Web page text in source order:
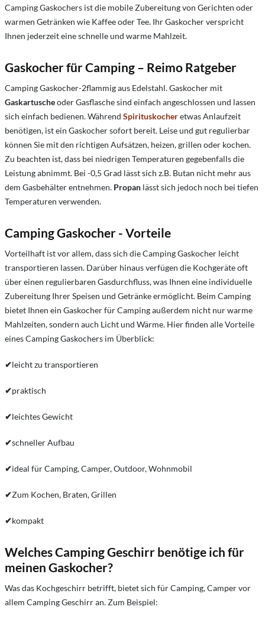
Camping Gaskochers ist die mobile Zubereitung von Gerichten oder
warmen Getränken wie Kaffee oder Tee. Ihr Gaskocher verspricht
Ihnen jederzeit eine schnelle und warme Mahlzeit.
Gaskocher für Camping – Reimo Ratgeber
Camping Gaskocher-2flammig aus Edelstahl. Gaskocher mit
Gaskartuscheoder Gasflasche sind einfach angeschlossen und lassen
sich einfach bedienen. Während Spirituskocheretwas Anlaufzeit
benötigen, ist ein Gaskocher sofort bereit. Leise und gut regulierbar
können Sie mit den richtigen Aufsätzen, heizen, grillen oder kochen.
Zu beachten ist, dass bei niedrigen Temperaturen gegebenfalls die
Leistung abnimmt. Bei -0,5 Grad lässt sich z.B. Butan nicht mehr aus
dem Gasbehälter entnehmen. Propan lässt sich jedoch noch bei tiefen
Temperaturen verwenden.
Camping Gaskocher - Vorteile
Vorteilhaft ist vor allem, dass sich die Camping Gaskocher leicht
transportieren lassen. Darüber hinaus verfügen die Kochgeräte oft
über einen regulierbaren Gasdurchfluss, was Ihnen eine individuelle
Zubereitung Ihrer Speisen und Getränke ermöglicht. Beim Camping
bietet Ihnen ein Gaskocher für Camping außerdem nicht nur warme
Mahlzeiten, sondern auch Licht und Wärme. Hier finden alle Vorteile
eines Camping Gaskochers im Überblick:
✔leicht zu transportieren
✔praktisch
✔leichtes Gewicht
✔schneller Aufbau
✔ideal für Camping, Camper, Outdoor, Wohnmobil
✔Zum Kochen, Braten, Grillen
✔kompakt
Welches Camping Geschirr benötige ich für
meinen Gaskocher?
Was das Kochgeschirr betrifft, bietet sich für Camping, Camper vor
allem Camping Geschirr an. Zum Beispiel: